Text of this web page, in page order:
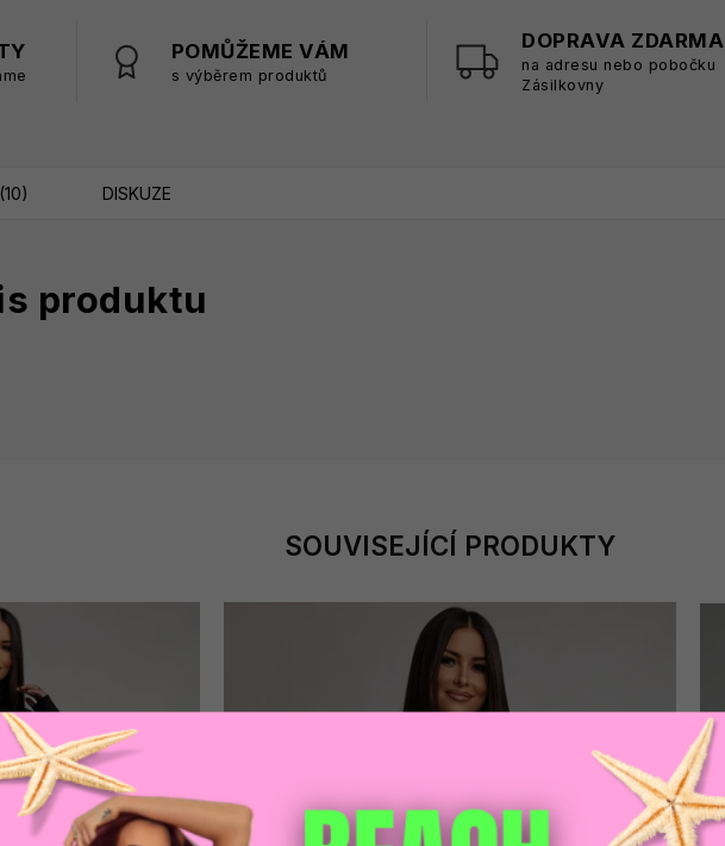
POMŮŽEME VÁM
s výběrem produktů
DOPRAVA ZDARMA
na adresu nebo pobočku
Zásilkovny
SOUVISEJÍCÍ PRODUKTY
DISKUZE
produktu